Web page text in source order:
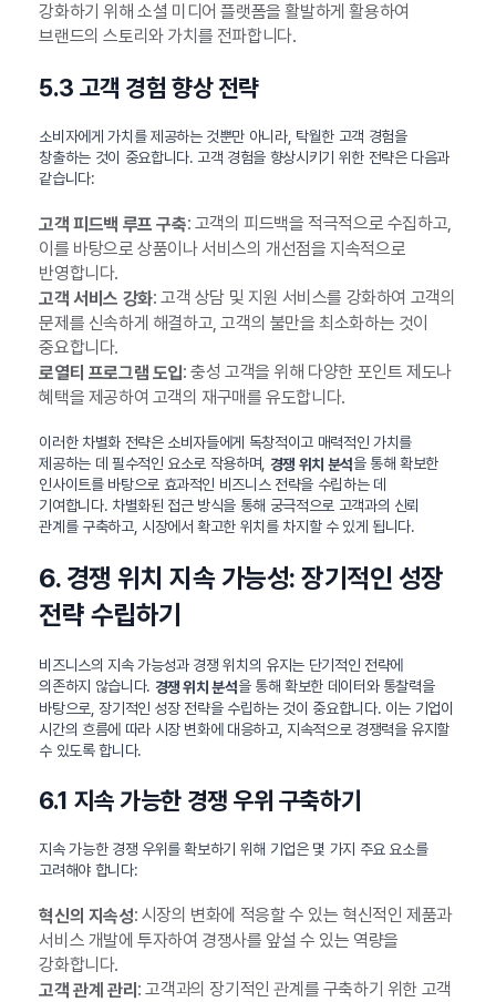
강화하기 위해 소셜 미디어 플랫폼을 활발하게 활용하여
브랜드의 스토리와 가치를 전파합니다.
5.3 고객 경험 향상 전략
소비자에게 가치를 제공하는 것뿐만 아니라, 탁월한 고객 경험을
창출하는 것이 중요합니다. 고객 경험을 향상시키기 위한 전략은 다음과
같습니다:
고객 피드백 루프 구축: 고객의 피드백을 적극적으로 수집하고,
이를 바탕으로 상품이나 서비스의 개선점을 지속적으로
반영합니다.
고객 서비스 강화: 고객 상담 및 지원 서비스를 강화하여 고객의
문제를 신속하게 해결하고, 고객의 불만을 최소화하는 것이
중요합니다.
로열티 프로그램 도입: 충성 고객을 위해 다양한 포인트 제도나
혜택을 제공하여 고객의 재구매를 유도합니다.
이러한 차별화 전략은 소비자들에게 독창적이고 매력적인 가치를
제공하는 데 필수적인 요소로 작용하며, 경쟁 위치 분석을 통해 확보한
인사이트를 바탕으로 효과적인 비즈니스 전략을 수립하는 데
기여합니다. 차별화된 접근 방식을 통해 궁극적으로 고객과의 신뢰
관계를 구축하고, 시장에서 확고한 위치를 차지할 수 있게 됩니다.
6. 경쟁 위치 지속 가능성: 장기적인 성장
전략 수립하기
비즈니스의 지속 가능성과 경쟁 위치의 유지는 단기적인 전략에
의존하지 않습니다. 경쟁 위치 분석을 통해 확보한 데이터와 통찰력을
바탕으로, 장기적인 성장 전략을 수립하는 것이 중요합니다. 이는 기업이
시간의 흐름에 따라 시장 변화에 대응하고, 지속적으로 경쟁력을 유지할
수 있도록 합니다.
6.1 지속 가능한 경쟁 우위 구축하기
지속 가능한 경쟁 우위를 확보하기 위해 기업은 몇 가지 주요 요소를
고려해야 합니다:
혁신의 지속성: 시장의 변화에 적응할 수 있는 혁신적인 제품과
서비스 개발에 투자하여 경쟁사를 앞설 수 있는 역량을
강화합니다.
고객 관계 관리 : 고객과의 장기적인 관계를 구축하기 위한 고객